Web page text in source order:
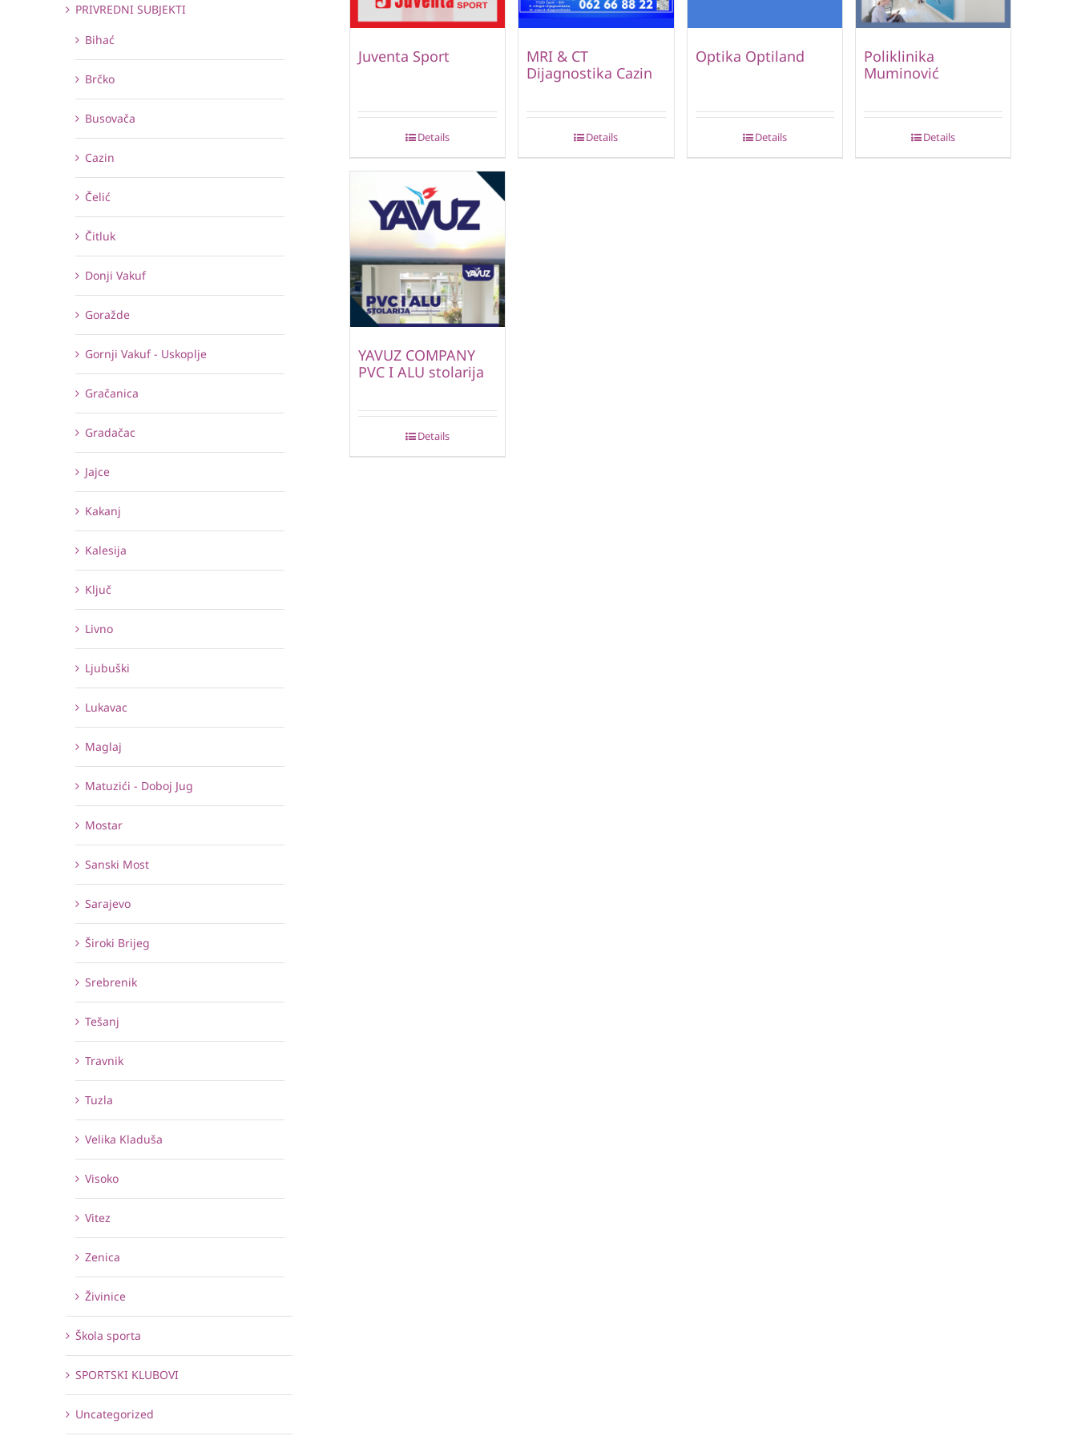
Juventa Sport
Details
MRI & CT
Dijagnostika Cazin
Details
Optika Optiland
Details
Poliklinika
Muminović
Details
YAVUZ COMPANY
PVC I ALU stolarija
Details
PRIVREDNI SUBJEKTI
Bihać
Brčko
Busovača
Cazin
Čelić
Čitluk
Donji Vakuf
Goražde
Gornji Vakuf - Uskoplje
Gračanica
Gradačac
Jajce
Kakanj
Kalesija
Ključ
Livno
Ljubuški
Lukavac
Maglaj
Matuzići - Doboj Jug
Mostar
Sanski Most
Sarajevo
Široki Brijeg
Srebrenik
Tešanj
Travnik
Tuzla
Velika Kladuša
Visoko
Vitez
Zenica
Živinice
Škola sporta
SPORTSKI KLUBOVI
Uncategorized